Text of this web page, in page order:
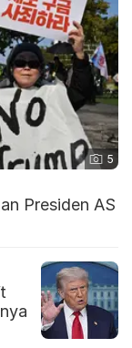
5
Presiden AS